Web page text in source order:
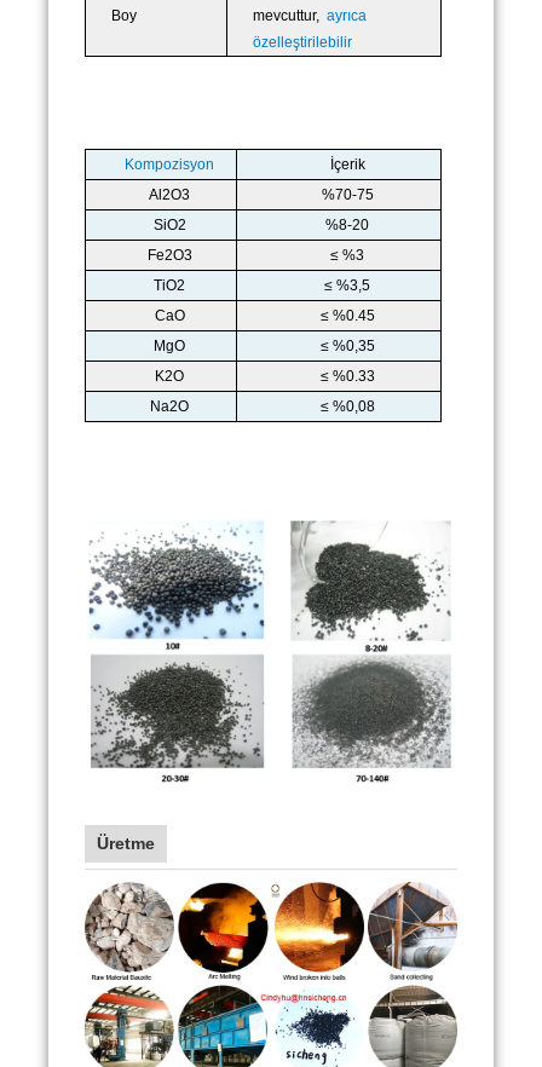
Boy
mevcuttur,ayrıca
özelleştirilebilir
Kompozisyon
İçerik
Al2O3
%70-75
SiO2
%8-20
Fe2O3
≤ %3
TiO2
≤ %3,5
CaO
≤ %0.45
MgO
≤ %0,35
K2O
≤ %0.33
Na2O
≤ %0,08
Üretme